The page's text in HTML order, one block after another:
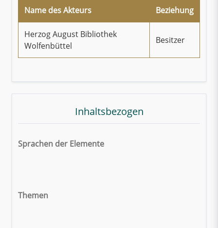
Name des Akteurs Beziehung
Herzog August Bibliothek
Wolfenbüttel
Besitzer
Inhaltsbezogen
Sprachen der Elemente
Themen